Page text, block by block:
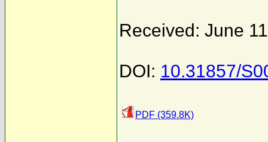
Received: June
DOI: 10.31857/
PDF (359.8K)